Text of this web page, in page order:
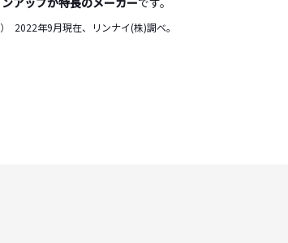
2022年9月現在、リンナイ(株)調べ。